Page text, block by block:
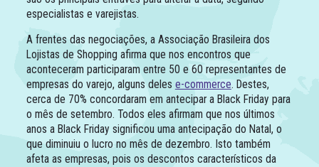
especialistas e varejistas.
A frentes das negociações, a Associação Brasileira dos
Lojistas de Shopping afirma que nos encontros que
aconteceram participaram entre 50 e 60 representantes de
empresas do varejo, alguns deles e-commerce. Destes,
cerca de 70% concordaram em antecipar a Black Friday para
o mês de setembro. Todos eles afirmam que nos últimos
anos a Black Friday significou uma antecipação do Natal, o
que diminuiu o lucro no mês de dezembro. Isto também
afeta as empresas, pois os descontos característicos da